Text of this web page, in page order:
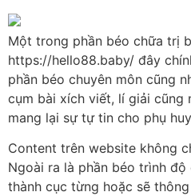
Một trong phần béo chữa trị
https://hello88.baby/ đây
phần béo chuyên môn cũng
cụm bài xích viết, lí giải cũng
mang lại sự tự tin cho phụ
Content trên website không
Ngoài ra là phần béo trình
thành cục từng hoặc sẽ